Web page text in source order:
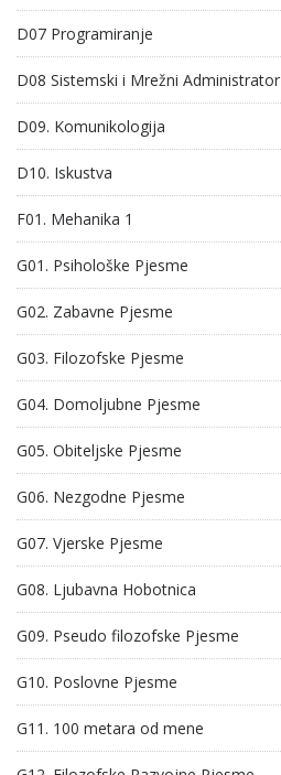
D07 Programiranje
D08 Sistemski i Mrežni Administrator
D09. Komunikologija
D10. Iskustva
F01. Mehanika 1
G01. Psihološke Pjesme
G02. Zabavne Pjesme
G03. Filozofske Pjesme
G04. Domoljubne Pjesme
G05. Obiteljske Pjesme
G06. Nezgodne Pjesme
G07. Vjerske Pjesme
G08. Ljubavna Hobotnica
G09. Pseudo filozofske Pjesme
G10. Poslovne Pjesme
G11. 100 metara od mene